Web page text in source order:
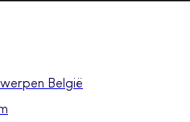
België